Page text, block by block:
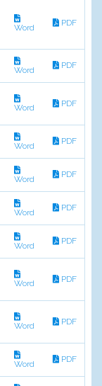
Word PDF
Word PDF
Word PDF
Word PDF
Word PDF
Word PDF
Word PDF
Word PDF
Word PDF
Word PDF